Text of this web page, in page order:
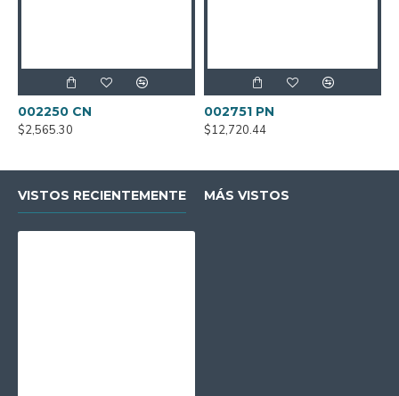
002250 CN
$2,565.30
002751 PN
$12,720.44
VISTOS RECIENTEMENTE MÁS VISTOS